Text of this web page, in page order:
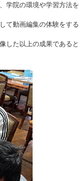
学院の環境や学習方法を
て動画編集の体験をする
した以上の成果であると